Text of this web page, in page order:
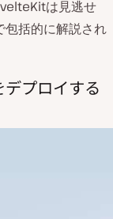
は見逃せ
包括的に解説され
プロイする